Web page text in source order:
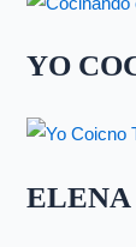
YO
ELENA